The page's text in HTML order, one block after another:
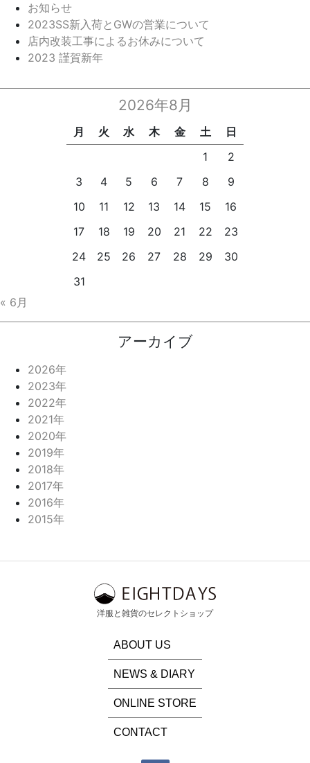
お知らせ
2023SS新入荷とGWの営業について
店内改装工事によるお休みについて
2023 謹賀新年
2026年8月
月 火 水 木 金 土
日
1
2
3
4 5 6 7 8
9
10
11 12 13 14 15
16
17
18 19 20 21 22
23
24
25 26 27 28 29
30
31
« 6月
アーカイブ
2026年
2023年
2022年
2021年
2020年
2019年
2018年
2017年
2016年
2015年
洋服と雑貨のセレクトショップ
ABOUT US
NEWS & DIARY
ONLINE STORE
CONTACT